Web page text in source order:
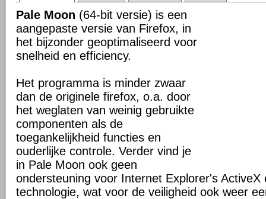
Pale Moon (64-bit versie) is een
aangepaste versie van Firefox, in
het bijzonder geoptimaliseerd voor
snelheid en efficiency.
Het programma is minder zwaar
dan de originele firefox, o.a. door
het weglaten van weinig gebruikte
componenten als de
toegankelijkheid functies en
ouderlijke controle. Verder vind je
in Pale Moon ook geen
ondersteuning voor Internet Explorer's ActiveX
technologie, wat voor de veiligheid ook weer